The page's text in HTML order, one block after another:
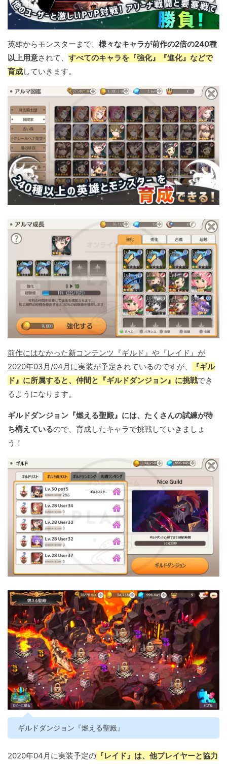
英雄からモンスターまで、 様々なキャラが前作の2倍の240種
以上用意されて、 すべてのキャラを『強化』『進化』などで
育成していきます。
前作にはなかった新コンテンツ『ギルド』や『レイド』が
2020年03月/04月に実装が予定されているのですが、
『ギル
ド』に所属すると、仲間と『ギルドダンジョン』に挑戦でき
るようになります。
ギルドダンジョン『燃える聖殿』には、たくさんの試練が待
ち構えているので、育成したキャラで挑戦していきましょ
う！
ギルドダンジョン『燃える聖殿』
2020年04月に実装予定の 『レイド』は、他プレイヤーと協力